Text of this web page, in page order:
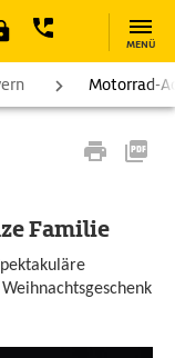
MENÜ
Motorrad-
Familie